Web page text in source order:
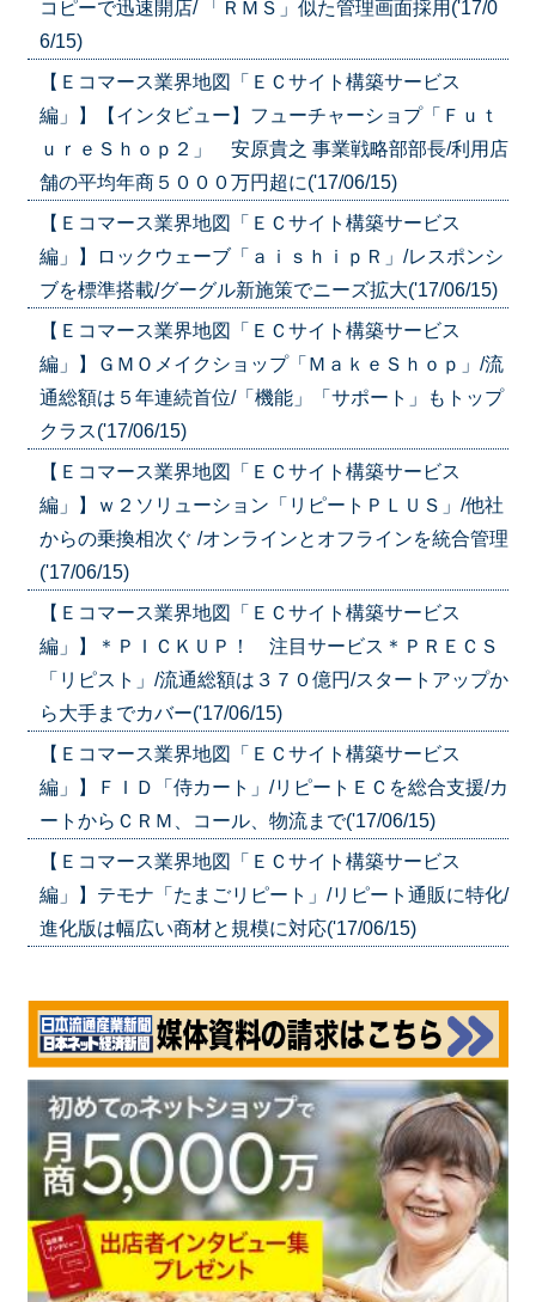
コピーで迅速開店/ 「ＲＭＳ」似た管理画面採用('17/0
6/15)
【Ｅコマース業界地図「ＥＣサイト構築サービス
編」】【インタビュー】フューチャーショプ「Ｆｕｔ
ｕｒｅＳｈｏｐ２」 安原貴之 事業戦略部部長/利用店
舗の平均年商５０００万円超に('17/06/15)
【Ｅコマース業界地図「ＥＣサイト構築サービス
編」】ロックウェーブ「ａｉｓｈｉｐＲ」/レスポンシ
ブを標準搭載/グーグル新施策でニーズ拡大('17/06/15)
【Ｅコマース業界地図「ＥＣサイト構築サービス
編」】ＧＭＯメイクショップ「ＭａｋｅＳｈｏｐ」/流
通総額は５年連続首位/「機能」「サポート」もトップ
クラス('17/06/15)
【Ｅコマース業界地図「ＥＣサイト構築サービス
編」】ｗ２ソリューション「リピートＰＬＵＳ」/他社
からの乗換相次ぐ /オンラインとオフラインを統合管理
('17/06/15)
【Ｅコマース業界地図「ＥＣサイト構築サービス
編」】＊ＰＩＣＫＵＰ！ 注目サービス＊ＰＲＥＣＳ
「リピスト」/流通総額は３７０億円/スタートアップか
ら大手までカバー('17/06/15)
【Ｅコマース業界地図「ＥＣサイト構築サービス
編」】ＦＩＤ「侍カート」/リピートＥＣを総合支援/カ
ートからＣＲＭ、コール、物流まで('17/06/15)
【Ｅコマース業界地図「ＥＣサイト構築サービス
編」】テモナ「たまごリピート」/リピート通販に特化/
進化版は幅広い商材と規模に対応('17/06/15)